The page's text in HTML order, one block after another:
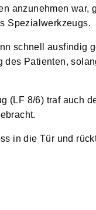
anzunehmen
Spezialwerkzeugs.
schnell
des Patienten,
(LF 8/6) traf auch
in die Tür und